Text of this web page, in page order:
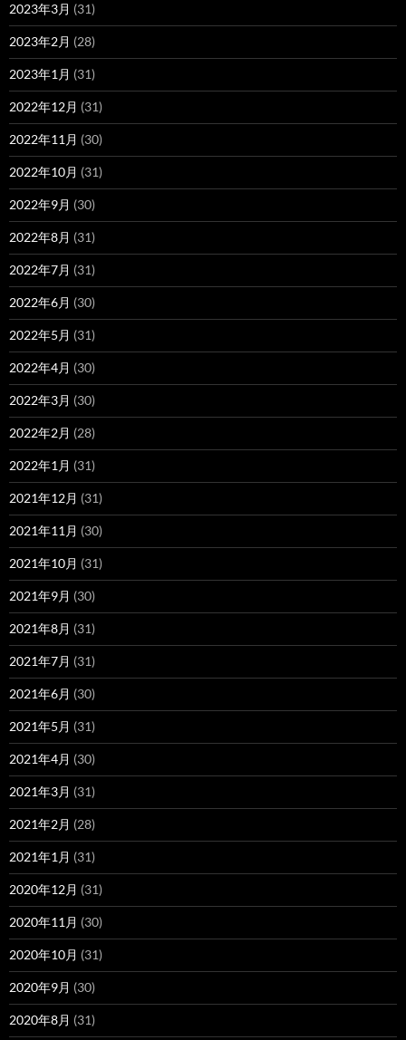
2023年3月 (31)
2023年2月 (28)
2023年1月 (31)
2022年12月 (31)
2022年11月 (30)
2022年10月 (31)
2022年9月 (30)
2022年8月 (31)
2022年7月 (31)
2022年6月 (30)
2022年5月 (31)
2022年4月 (30)
2022年3月 (30)
2022年2月 (28)
2022年1月 (31)
2021年12月 (31)
2021年11月 (30)
2021年10月 (31)
2021年9月 (30)
2021年8月 (31)
2021年7月 (31)
2021年6月 (30)
2021年5月 (31)
2021年4月 (30)
2021年3月 (31)
2021年2月 (28)
2021年1月 (31)
2020年12月 (31)
2020年11月 (30)
2020年10月 (31)
2020年9月 (30)
2020年8月 (31)